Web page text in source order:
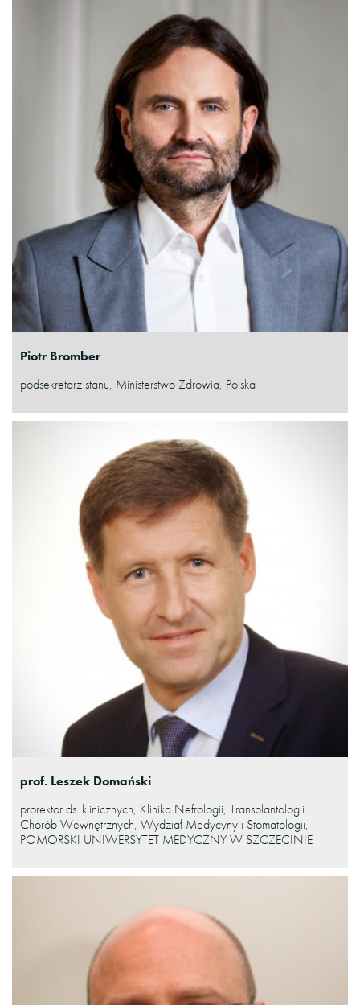
Piotr Bromber
podsekretarz stanu, Ministerstwo Zdrowia, Polska
prof. Leszek Domański
prorektor ds. klinicznych, Klinika Nefrologii, Transplantologii i
Chorób Wewnętrznych, Wydział Medycyny i Stomatologii,
POMORSKI UNIWERSYTET MEDYCZNY W SZCZECINIE